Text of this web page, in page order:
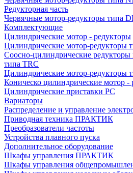
Редукторная часть
Червячные мотор-редукторы типа
Комплектующие
Цилиндрические мотор - редукторы
Цилиндрические мотор-редукторы
Соосно-цилиндрические
типа TRC
Цилиндрические мотор-редукторы
Коническо цилиндрические мотор -
Цилиндрические приставки PC
Вариаторы
Распределение и управление
Приводная техника ПРАКТИК
Преобразователи частоты
Устройства плавного пуска
Дополнительное оборудование
Шкафы управления ПРАКТИК
Шкафы управления